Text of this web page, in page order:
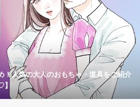
！人気の大人のおもちゃ・道具をご紹介
】